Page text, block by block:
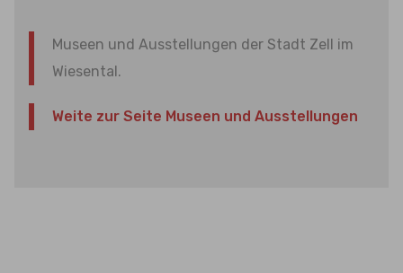
Museen und Ausstellungen der Stadt Zell im
Wiesental.
Weite zur Seite Museen und Ausstellungen